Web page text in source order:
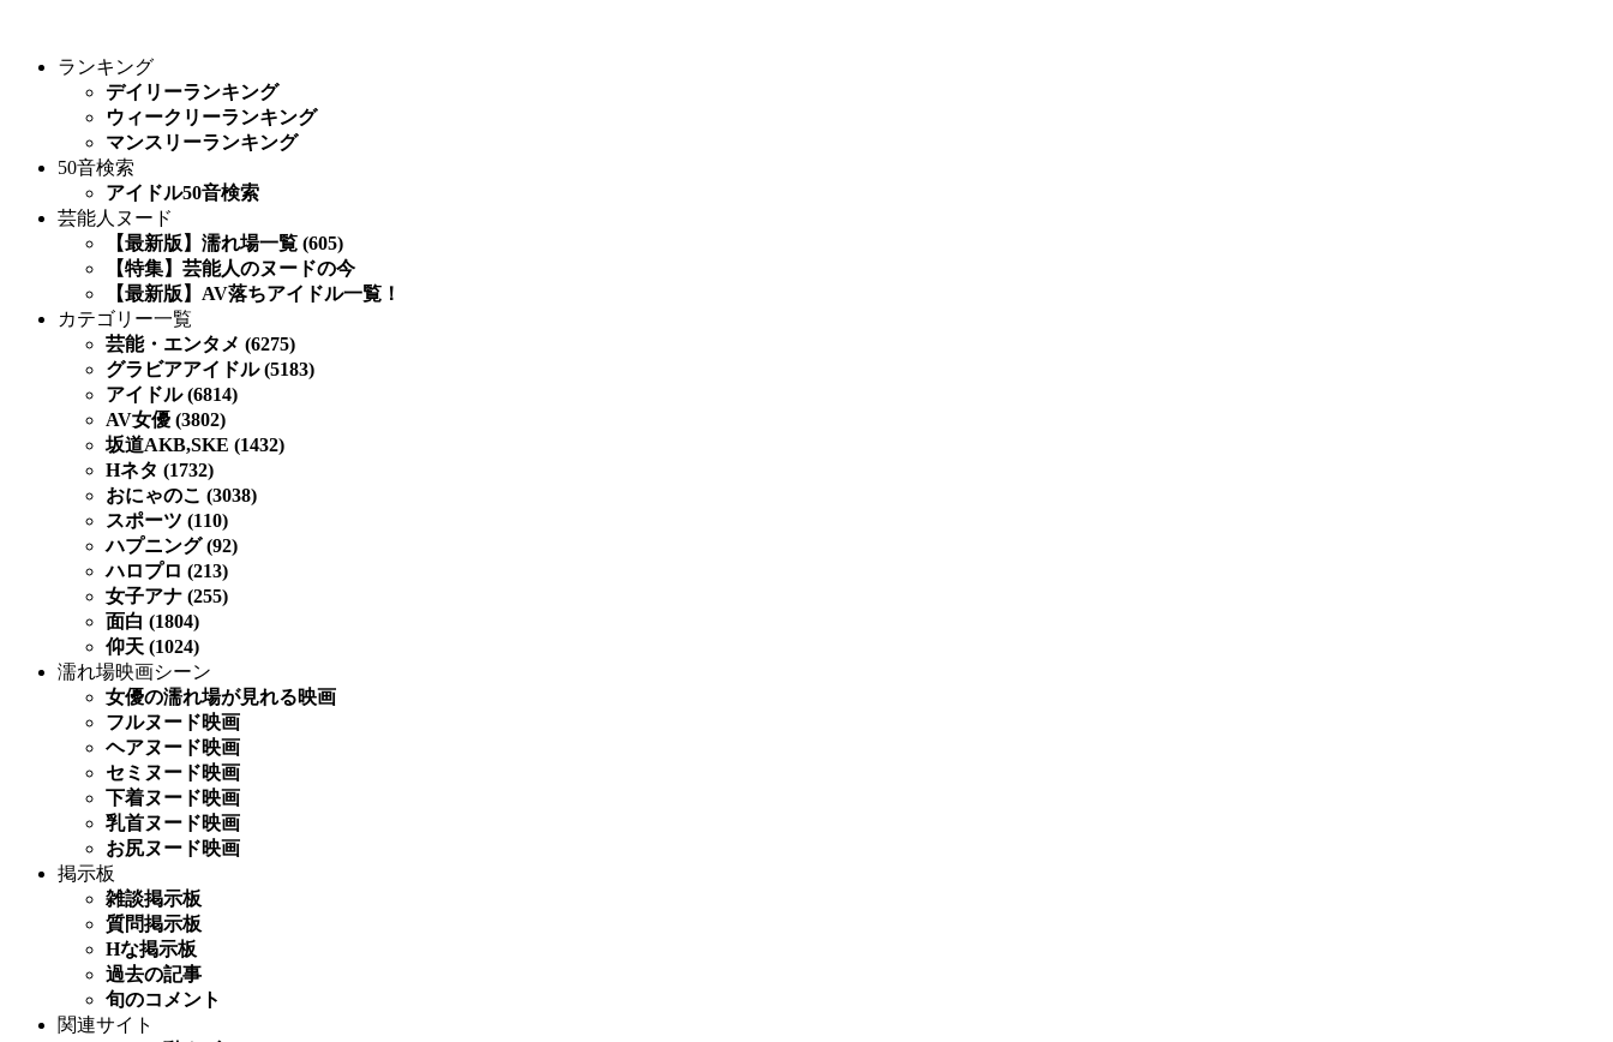
ランキング
デイリーランキング
ウィークリーランキング
マンスリーランキング
50音検索
アイドル50音検索
芸能人ヌード
【最新版】濡れ場一覧 (605)
【特集】芸能人のヌードの今
【最新版】AV落ちアイドル一覧！
カテゴリー一覧
芸能・エンタメ (6275)
グラビアアイドル (5183)
アイドル (6814)
AV女優 (3802)
坂道AKB,SKE (1432)
Hネタ (1732)
おにゃのこ (3038)
スポーツ (110)
ハプニング (92)
ハロプロ (213)
女子アナ (255)
面白 (1804)
仰天 (1024)
濡れ場映画シーン
女優の濡れ場が見れる映画
フルヌード映画
ヘアヌード映画
セミヌード映画
下着ヌード映画
乳首ヌード映画
お尻ヌード映画
掲示板
雑談掲示板
質問掲示板
Hな掲示板
過去の記事
旬のコメント
関連サイト